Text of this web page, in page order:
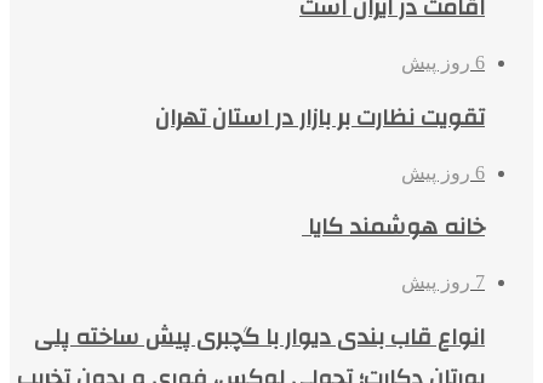
6 روز پیش
تقویت نظارت بر بازار در استان تهران
6 روز پیش
خانه هوشمند کایا
7 روز پیش
انواع قاب بندی دیوار با گچبری پیش ساخته پلی